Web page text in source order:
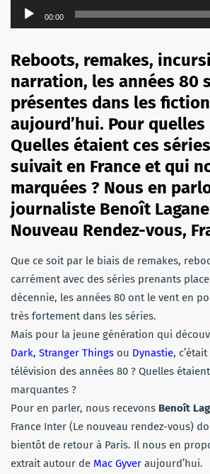
Lecteur
audio
00:00
Reboots, remakes,
narration, les années 80
présentes dans les
aujourd’hui. Pour
Quelles étaient ces
suivait en France et qui
marquées ? Nous en
journaliste Benoît
Nouveau Rendez-vous,
Que ce soit par le biais de remakes,
carrément avec des séries prenants
décennie, les années 80 ont le vent en
très fortement dans les séries.
Mais pour la jeune génération qui
Dark, Stranger Things ou Dynastie,
télévision des années 80 ? Quelles
marquantes ?
Pour en parler, nous recevons Benoît
France Inter (Le nouveau rendez-vous)
bientôt de retour à Paris. Il nous en
extrait autour de Mac Gyver aujourd’hui.